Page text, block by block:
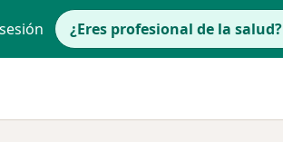
¿Eres profesional de la salud?